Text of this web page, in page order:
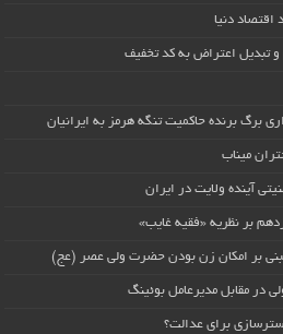
اقتصاد دنیا
و تبدیل اعتراض به کد تخفیف
برگ برنده حاکمیت تنگه هرمز به ایرانیان
میناب
آینده ولایت در ایران
بر نظریه «فقیه غایب»
بر امکان زن بودن حضرت ولی عصر (عج)
در مقابل مدیرعامل بوئینگ
برای عدالت؟